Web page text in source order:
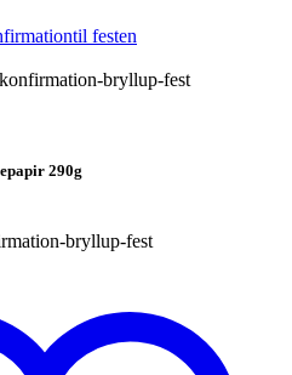
til festen
kr.
290g